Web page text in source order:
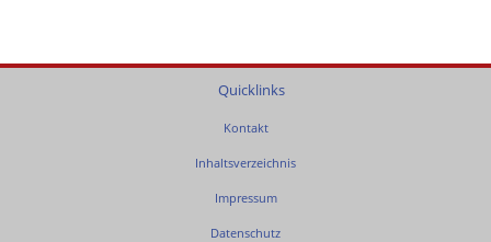
Quicklinks
Kontakt
Inhaltsverzeichnis
Impressum
Datenschutz